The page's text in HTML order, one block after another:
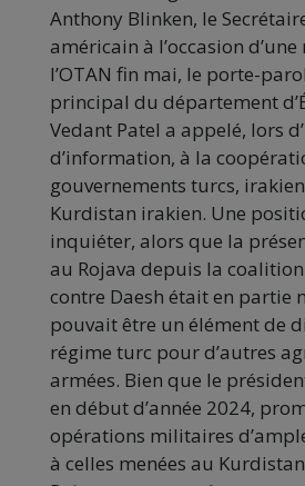
Anthony Blinken, le
américain à l’occasion
l’OTAN fin mai, le porte-
principal du département
Vedant Patel a appelé, lors
d’information, à la
gouvernements turcs,
Kurdistan irakien. Une
inquiéter, alors que la
au Rojava depuis la
contre Daesh était en partie
pouvait être un élément de
régime turc pour d’autres
armées. Bien que le
en début d’année 2024,
opérations militaires
à celles menées au